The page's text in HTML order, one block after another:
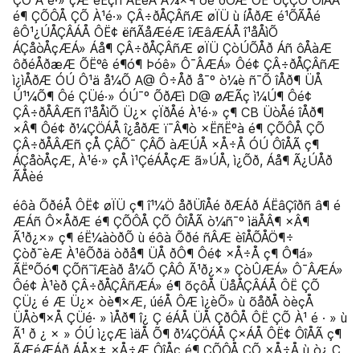
é¶ ÇÕÔÅ ÇÕ À¹é·» ÇÂ÷ðÅÇÂñÆ øÏÜ ù íÅðÆ é¹ÕÃÅé
êÔ¹¿ÚÅÇÂÁÅ ÔË¢ ëñÃåÆéÆ îÆâÆÁÅ î¹åÅìÕ
ÁÇåòÅçÆÁ» Áå¶ ÇÂ÷ðÅÇÂñÆ øÏÜ ÇòÚÕÅð Áñ ôÅàÆ
ôðéÅðæÆ ÕËºê é¶ó¶ Þóê» Ô¯ÂÆÁ» Ôé¢ ÇÂ÷ðÅÇÂñÆ
ì¿ìÅðÆ ÓÚ Ô¹ä å¼Õ A@ Ô÷Åð å¯º ò¼è ñ¯Õ îÅð¶ ÜÅ
Ú¹¼Õ¶ Ôé ÇÜé·» ÓÚ¯º ÕðÆì D@ øÆÃç ì¼Ú¶ Ôé¢
ÇÂ÷ðÅÂÆñ î¹åÅìÕ Ü¿× çÏðÅé À¹é·» ç¶ CB ÜòÅé îÅð¶
×Â¶ Ôé¢ ð¼ÇÖÁÅ î¿åðÆ ï¯Â¶ò ×ËñËºà é¶ ÇÕÔÅ ÇÕ
ÇÂ÷ðÅÂÆñ çÅ ÇÂÕ¯ ÇÂÕ àÆÚÅ ×Å÷Å ÓÚ ÔîÅÃ ç¶
ÁÇåòÅçÆ, À¹é·» çÅ ì¹ÇéÁÅçÆ ã»ÚÅ, ì¿Õð, Áå¶ Ã¿ÚÅð
ÃÅèé
éôà ÕðéÅ ÔË¢ øÏÜ ç¶ î¹¼Ö åðÜîÅé ðÆÁð ÁËâÇîðñ â¶ é
ÆÁñ Ô×ÅðÆ é¶ ÇÕÔÅ ÇÕ ÔîÅÃ ò¼ñ¯º ìäÅÂ¶ ×Â¶
Ã¹ð¿×» ç¶ éË¼àòðÕ ù éôà Õðé ñÂÆ èîÅÕÅÖ¶÷
Çòð¯èÆ À¹êÕðä òðå¶ ÜÅ ðÔ¶ Ôé¢ ×Å÷Å ç¶ Ô¶á»
ÃËºÕó¶ ÇÕñ¯îÆàð å¼Õ ÇÂÔ Ã¹ð¿×» ÇòÛÆÁ» Ô¯ÂÆÁ»
Ôé¢ À¹èð ÇÂ÷ðÅÇÂñÆÁ» é¶ õçôÅ ÜåÅÇÂÁÅ ÔË ÇÕ
ÇÜ¿ é Æ Ü¿× òè¶×Æ, úéÅ ÔÆ ì¿èÕ» ù õåðÅ òèçÅ
ÜÅò¶×Å ÇÜé· » ìÅð¶ î¿ Ç éÁÅ ÜÅ ÇðÔÅ ÔË ÇÕ À¹ é · » ù
Ã¹ ð ¿ × » ÓÚ ì¿çÆ ìäÅ Õ¶ ð¼ÇÖÁÅ Ç×ÁÅ ÔË¢ ÔîÅÃ ç¶
ÃÆéÆÁð ÁÅ×± ×Å÷Æ ÔîÅç é¶ ÇÕÔÅ ÇÕ ×Å÷Å ù ò¿ Ç